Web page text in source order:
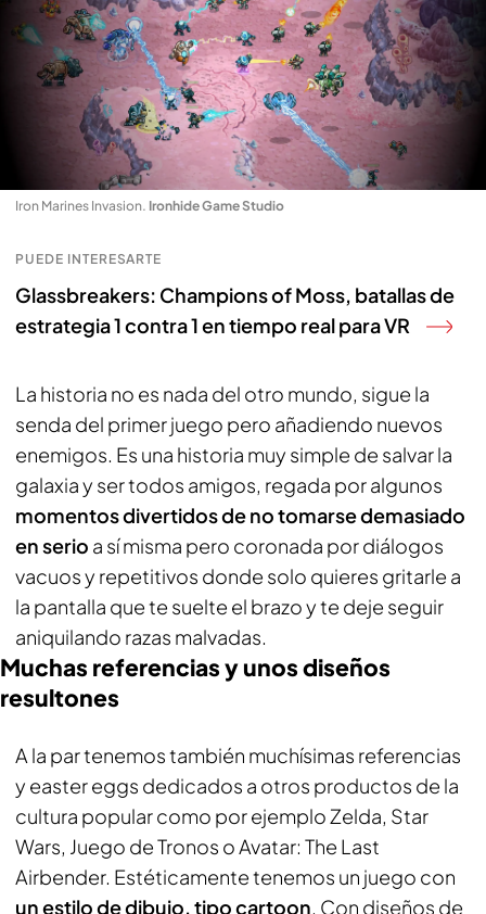
Iron Marines Invasion. Ironhide Game Studio
PUEDE INTERESARTE
Glassbreakers: Champions of Moss, batallas de
estrategia 1 contra 1 en tiempo real para VR
La historia no es nada del otro mundo, sigue la
senda del primer juego pero añadiendo nuevos
enemigos. Es una historia muy simple de salvar la
galaxia y ser todos amigos, regada por algunos
momentos divertidos de no tomarse demasiado
en serio a sí misma pero coronada por diálogos
vacuos y repetitivos donde solo quieres gritarle a
la pantalla que te suelte el brazo y te deje seguir
aniquilando razas malvadas.
Muchas referencias y unos diseños
resultones
A la par tenemos también muchísimas referencias
y easter eggs dedicados a otros productos de la
cultura popular como por ejemplo Zelda, Star
Wars, Juego de Tronos o Avatar: The Last
Airbender. Estéticamente tenemos un juego con
un estilo de dibujo, tipo cartoon. Con diseños de